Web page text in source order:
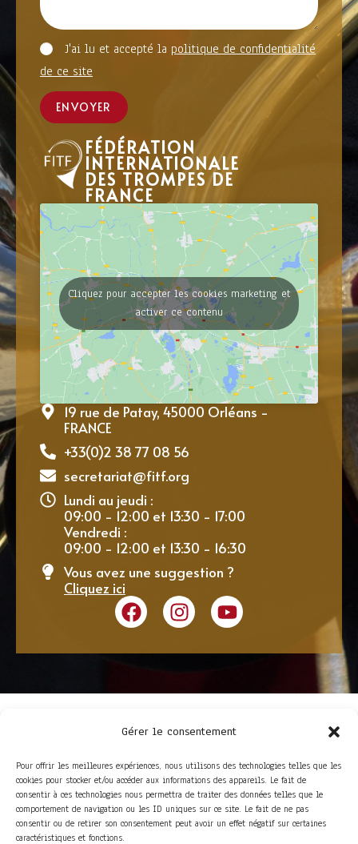
Gérer le consentement
Pour offrir les meilleures expériences, nous utilisons des technologies telles que les
cookies pour stocker et/ou accéder aux informations des appareils. Le fait de
consentir à ces technologies nous permettra de traiter des données telles que le
comportement de navigation ou les ID uniques sur ce site. Le fait de ne pas
consentir ou de retirer son consentement peut avoir un effet négatif sur certaines
caractéristiques et fonctions.
J'ai lu et accepté la politique de confidentialité
de ce site
ENVOYER
FÉDÉRATION
INTERNATIONALE
DES TROMPES DE
FRANCE
Cliquez pour accepter les cookies marketing et
activer ce contenu
19 rue de Patay, 45000 Orléans -
FRANCE
+33(0)2 38 77 08 56
secretariat@fitf.org
Lundi au jeudi :
09:00 - 12:00 et 13:30 - 17:00
Vendredi :
09:00 - 12:00 et 13:30 - 16:30
Vous avez une suggestion ?
Cliquez ici
ACCÈS RAPIDE